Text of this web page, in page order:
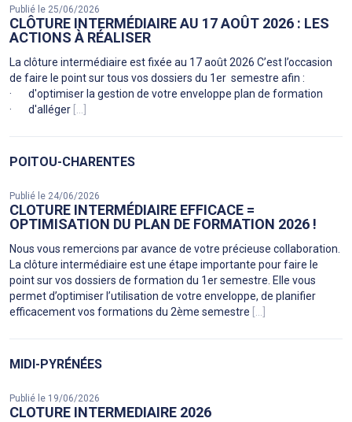
Publié le 25/06/2026
CLÔTURE INTERMÉDIAIRE AU 17 AOÛT 2026 : LES
ACTIONS À RÉALISER
La clôture intermédiaire est fixée au 17 août 2026 C’est l’occasion
de faire le point sur tous vos dossiers du 1er semestre afin :
· d'optimiser la gestion de votre enveloppe plan de formation
· d'alléger [...]
POITOU-CHARENTES
Publié le 24/06/2026
CLOTURE INTERMÉDIAIRE EFFICACE =
OPTIMISATION DU PLAN DE FORMATION 2026 !
Nous vous remercions par avance de votre précieuse collaboration.
La clôture intermédiaire est une étape importante pour faire le
point sur vos dossiers de formation du 1er semestre. Elle vous
permet d’optimiser l’utilisation de votre enveloppe, de planifier
efficacement vos formations du 2ème semestre [...]
MIDI-PYRÉNÉES
Publié le 19/06/2026
CLOTURE INTERMEDIAIRE 2026